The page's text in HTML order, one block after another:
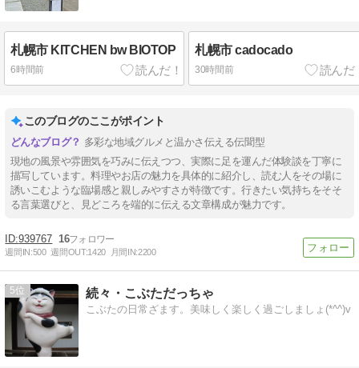
札幌市 KITCHEN bw BIOTOP
6時間前
札幌市 cadocado
30時間前
このブログのここがポイント
多彩な地域グルメと温かさ伝える伝聞型
現地の風景や雰囲気を巧みに伝えつつ、実際に足を運んだ体験談を丁寧に
描写しています。料理やお店の魅力を具体的に紹介し、読む人をその場に
誘いこむような臨場感と親しみやすさが特徴です。行きたい気持ちをそそ
る言葉選びと、見どころを端的に伝える文章構成が魅力です。
939767 16
週間IN:500 週間OUT:1420 月間IN:2200
5 続々・こぶただっちゃ
こぶたの日常ざます。美味しく楽しく過ごしましょ(*^^)v